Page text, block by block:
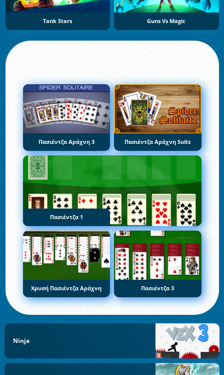
Tank Stars Guns Vs Magic
Πασιέντζα Αράχνη 3 Πασιέντζα Αράχνη Suits
Πασιέντζα 1
Χρυσή Πασιέντζα Αράχνη Πασιέντζα 3
Ninja